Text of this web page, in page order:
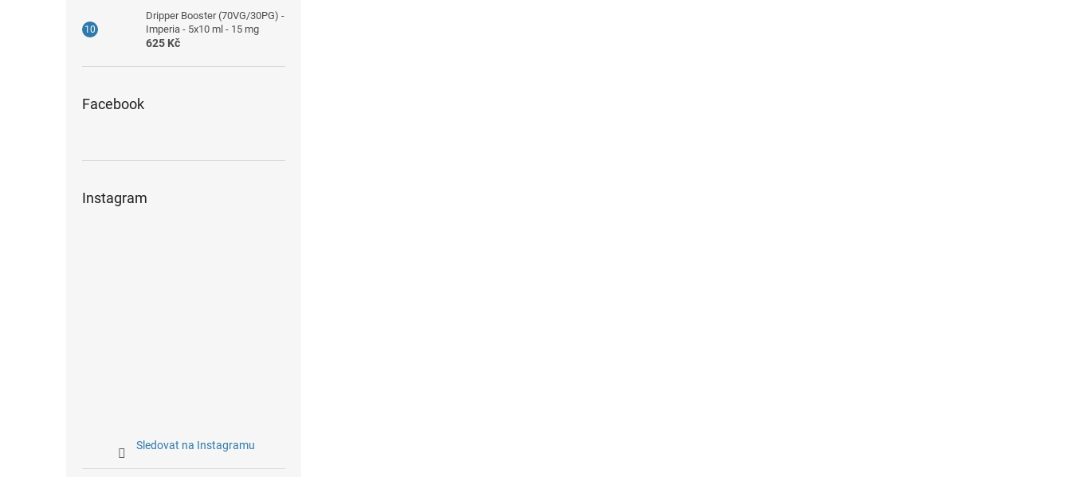
Dripper Booster (70VG/30PG) -
Imperia - 5x10 ml - 15 mg
625 Kč
Facebook
Instagram
Sledovat na Instagramu